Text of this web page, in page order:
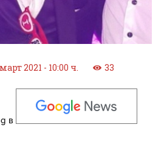
2021 - 10:00 ч. 33
в